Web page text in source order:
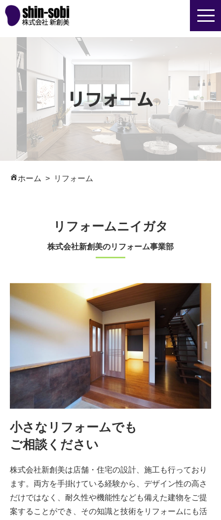
リフォーム
ホーム リフォーム
リフォームニイガタ
株式会社新創美のリフォーム事業部
小さなリフォームでも
ご相談ください
株式会社新創美は店舗・住宅の設計、施工も行っており
ます。両方を手掛けている経験から、デザイン性の高さ
だけではなく、耐久性や機能性なども備えた建物をご提
案することができ、その知識と技術をリフォームにも活